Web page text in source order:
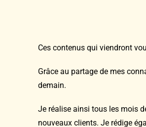
Ces contenus qui viendront
Grâce au partage de mes
demain.
Je réalise ainsi tous les mois
nouveaux clients. Je rédige